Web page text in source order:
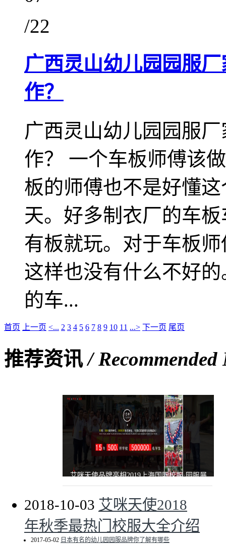
/22
广西灵山幼儿园园服
作？
广西灵山幼儿园园服
作？ 一个车板师傅该
板的师傅也不是好懂
天。好多制衣厂的车
有板就玩。对于车板
这样也没有什么不好
的车...
首页 上一页 <... 2 3 4 5 6 7 8 9 10 11 ...> 下一页 尾页
推荐资讯/ Recommended
艾咪天使品牌亮相2019上海国际校服·园服展
2018-10-03 艾咪天使2018
年秋季最热门校服大全介绍
2017-05-02 日本有名的幼儿园园服品牌你了解有哪些